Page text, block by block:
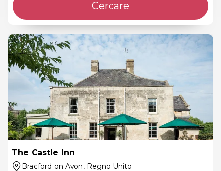
Cercare
The Castle Inn
Bradford on Avon, Regno Unito